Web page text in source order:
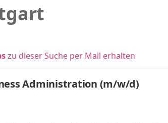
zu dieser Suche per Mail erhalten
Administration (m/w/d)